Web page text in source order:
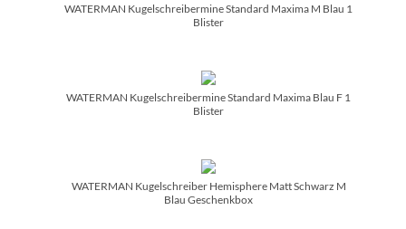
WATERMAN Kugelschreibermine Standard Maxima M Blau 1
Blister
WATERMAN Kugelschreibermine Standard Maxima Blau F 1
Blister
WATERMAN Kugelschreiber Hemisphere Matt Schwarz M
Blau Geschenkbox